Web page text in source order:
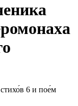
6 и пое́м